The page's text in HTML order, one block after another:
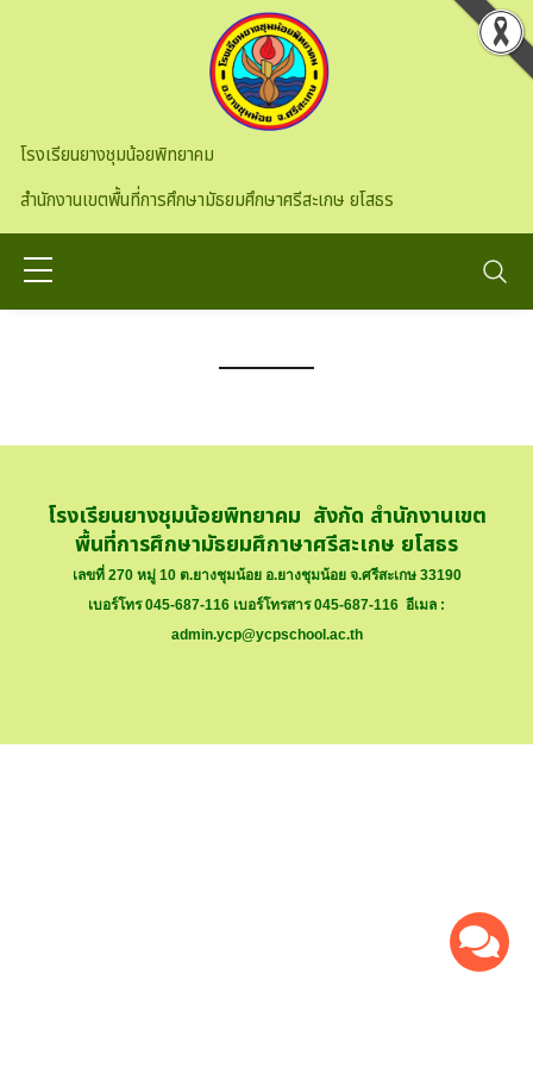
โรงเรียนยางชุมน้อยพิทยาคม
สำนักงานเขตพื้นที่การศึกษามัธยมศึกษาศรีสะเกษ ยโสธร
โรงเรียนยางชุมน้อยพิทยาคม สังกัด สำนักงานเขต
พื้นที่การศึกษามัธยมศึกาษาศรีสะเกษ ยโสธร
เลขที่ 270 หมู่ 10 ต.ยางชุมน้อย อ.ยางชุมน้อย จ.ศรีสะเกษ 33190
เบอร์โทร 045-687-116 เบอร์โทรสาร 045-687-116 อีเมล :
admin.ycp@ycpschool.ac.th